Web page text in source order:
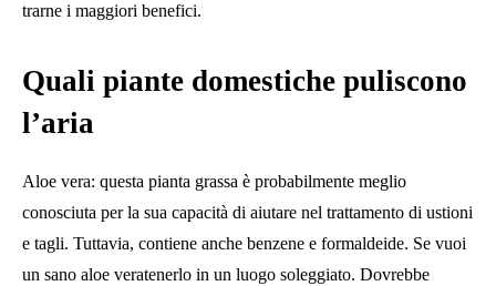
trarne i maggiori benefici.
Quali piante domestiche puliscono
l’aria
Aloe vera: questa pianta grassa è probabilmente meglio
conosciuta per la sua capacità di aiutare nel trattamento di ustioni
e tagli. Tuttavia, contiene anche benzene e formaldeide. Se vuoi
un sano aloe veratenerlo in un luogo soleggiato. Dovrebbe